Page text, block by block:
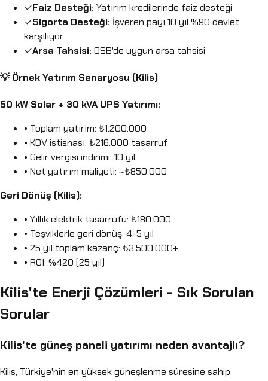
✓Faiz Desteği: Yatırım kredilerinde faiz desteği
✓Sigorta Desteği: İşveren payı 10 yıl %90 devlet
karşılıyor
✓Arsa Tahsisi: OSB'de uygun arsa tahsisi
💡 Örnek Yatırım Senaryosu (Kilis)
50 kW Solar + 30 kVA UPS Yatırımı:
• Toplam yatırım: ₺1.200.000
• KDV istisnası: ₺216.000 tasarruf
• Gelir vergisi indirimi: 10 yıl
• Net yatırım maliyeti: ~₺850.000
Geri Dönüş (Kilis):
• Yıllık elektrik tasarrufu: ₺180.000
• Teşviklerle geri dönüş: 4-5 yıl
• 25 yıl toplam kazanç: ₺3.500.000+
• ROI: %420 (25 yıl)
Kilis'te Enerji Çözümleri - Sık Sorulan
Sorular
Kilis'te güneş paneli yatırımı neden avantajlı?
Kilis, Türkiye'nin en yüksek güneşlenme süresine sahip